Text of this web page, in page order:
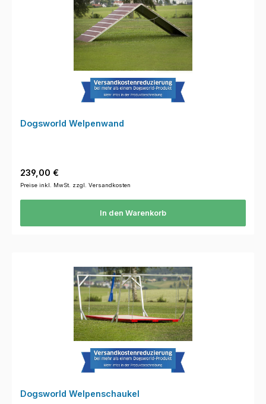
Dogsworld Welpenwand
Regulärer Preis:
239,00 €
Preise inkl. MwSt. zzgl. Versandkosten
In den Warenkorb
Dogsworld Welpenschaukel